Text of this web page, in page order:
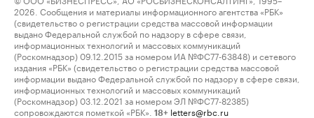
2026. Сообщения и материалы информационного агентства «РБК»
(свидетельство о регистрации средства массовой информации
выдано Федеральной службой по надзору в сфере связи,
информационных технологий и массовых коммуникаций
(Роскомнадзор) 09.12.2015 за номером ИА №ФС77-63848) и сетевого
издания «РБК» (свидетельство о регистрации средства массовой
информации выдано Федеральной службой по надзору в сфере связи,
информационных технологий и массовых коммуникаций
(Роскомнадзор) 03.12.2021 за номером ЭЛ №ФС77-82385)
сопровождаются пометкой «РБК».
18+ letters@rbc.ru